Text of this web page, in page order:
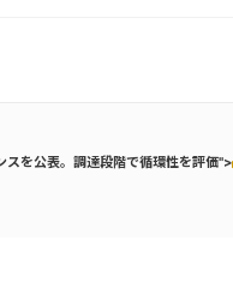
を公表。調達段階で循環性を評価">